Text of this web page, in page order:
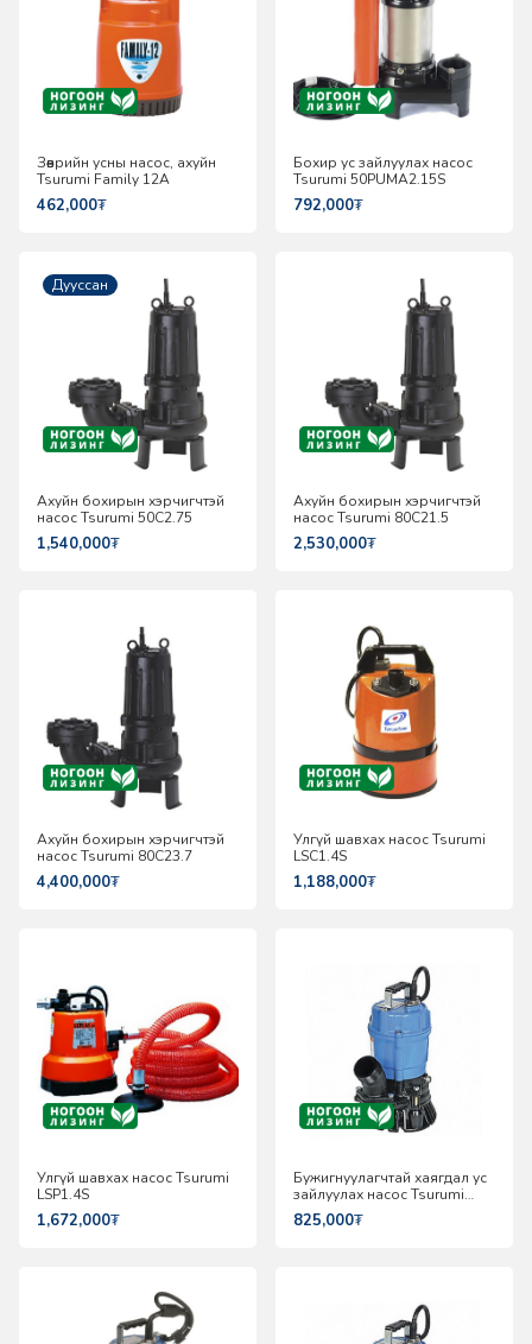
Зөөврийн усны насос, ахуйн
Tsurumi Family 12A
462,000₮
Бохир ус зайлуулах насос
Tsurumi 50PUMA2.15S
792,000₮
Дууссан
Ахуйн бохирын хэрчигчтэй
насос Tsurumi 50C2.75
1,540,000₮
Ахуйн бохирын хэрчигчтэй
насос Tsurumi 80C21.5
2,530,000₮
Ахуйн бохирын хэрчигчтэй
насос Tsurumi 80C23.7
4,400,000₮
Улгүй шавхах насос Tsurumi
LSC1.4S
1,188,000₮
Улгүй шавхах насос Tsurumi
LSP1.4S
1,672,000₮
Бужигнуулагчтай хаягдал ус
зайлуулах насос Tsurumi
HS2.4S
825,000₮